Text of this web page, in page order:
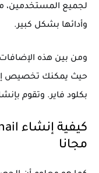
لجميع المستخدمين،
وأدائها بشكل كبير.
حيث يمكنك تخصيص
بكلود فاير. وتقوم
مجانا